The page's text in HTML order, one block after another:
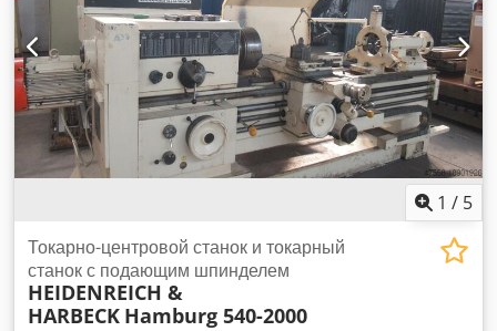
1 / 5
Токарно-центровой станок и токарный
станок с подающим шпинделем
HEIDENREICH &
HARBECK Hamburg 540-2000